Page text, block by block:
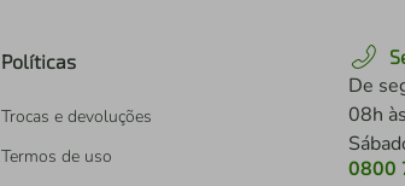
Políticas
Trocas e devoluções
Termos de uso
De
08h
0800